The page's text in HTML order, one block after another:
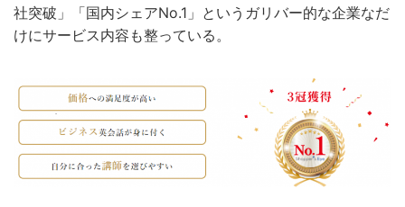
社突破」「国内シェアNo.1」というガリバー的な企業なだ
けにサービス内容も整っている。